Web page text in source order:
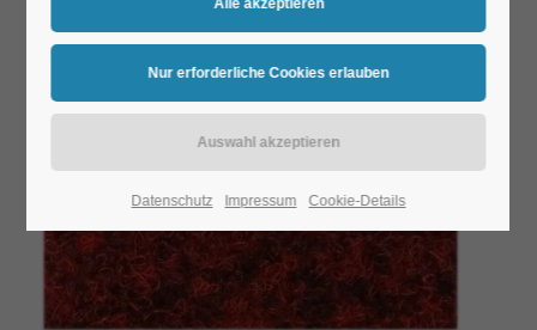
Datenschutz Impressum Cookie-Details